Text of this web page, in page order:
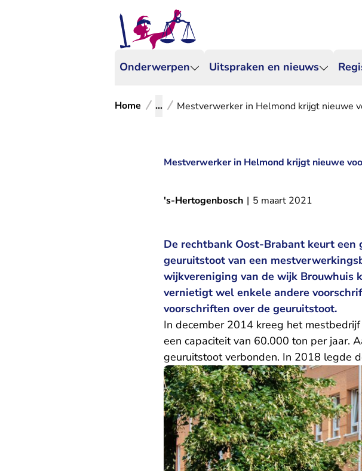
Onderwerpen Uitspraken en nieuws
Home ... Mestverwerker in Helmond krijgt nieuwe
Mestverwerker in Helmond krijgt nieuwe
's-Hertogenbosch | 5 maart 2021
De rechtbank Oost-Brabant keurt
geuruitstoot van een
wijkvereniging van de wijk Brouwhuis
vernietigt wel enkele andere
voorschriften over de geuruitstoot.
In december 2014 kreeg het
een capaciteit van 60.000 ton per jaar.
geuruitstoot verbonden. In 2018 legde